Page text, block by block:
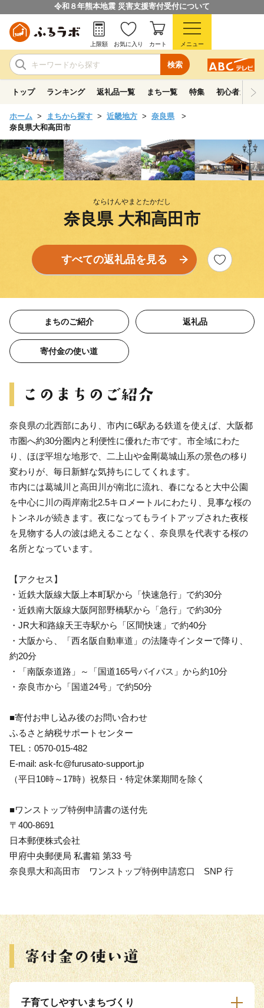
令和８年熊本地震 災害支援寄付受付について
検索
上限額 お気に入り カート メニュー
トップ ランキング 返礼品一覧 まち一覧 特集 初心者ガイド
ホーム まちから探す 近畿地方
奈良県
奈良県大和高田市
ならけんやまとたかだし
奈良県 大和高田市
すべての返礼品を見る
まちのご紹介 返礼品
寄付金の使い道
奈良県の北西部にあり、市内に6駅ある鉄道を使えば、大阪都
市圏へ約30分圏内と利便性に優れた市です。市全域にわた
り、ほぼ平坦な地形で、二上山や金剛葛城山系の景色の移り
変わりが、毎日新鮮な気持ちにしてくれます。
市内には葛城川と高田川が南北に流れ、春になると大中公園
を中心に川の両岸南北2.5キロメートルにわたり、見事な桜の
トンネルが続きます。夜になってもライトアップされた夜桜
を見物する人の波は絶えることなく、奈良県を代表する桜の
名所となっています。
【アクセス】
・近鉄大阪線大阪上本町駅から「快速急行」で約30分
・近鉄南大阪線大阪阿部野橋駅から「急行」で約30分
・JR大和路線天王寺駅から「区間快速」で約40分
・大阪から、「西名阪自動車道」の法隆寺インターで降り、
約20分
・「南阪奈道路」～「国道165号バイパス」から約10分
・奈良市から「国道24号」で約50分
■寄付お申し込み後のお問い合わせ
ふるさと納税サポートセンター
TEL：0570-015-482
E-mail: ask-fc@furusato-support.jp
（平日10時～17時）祝祭日・特定休業期間を除く
■ワンストップ特例申請書の送付先
〒400-8691
日本郵便株式会社
甲府中央郵便局 私書箱 第33 号
奈良県大和高田市 ワンストップ特例申請窓口 SNP 行
子育てしやすいまちづくり